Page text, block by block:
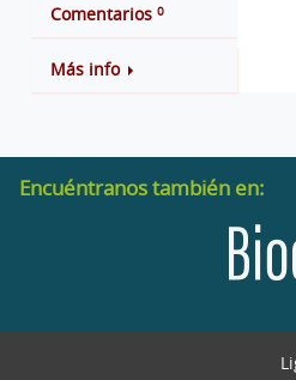
Comentarios 0
Más info
Encuéntranos también en: